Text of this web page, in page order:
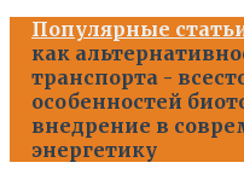
Популярные
как
транспорта -
особенностей
внедрение в
энергетику